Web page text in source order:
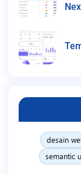
desain
semantic